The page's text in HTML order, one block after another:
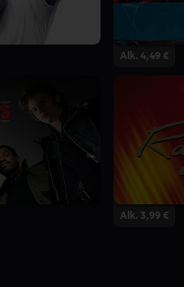
Alk. 4,49 €
Alk. 3,99 €